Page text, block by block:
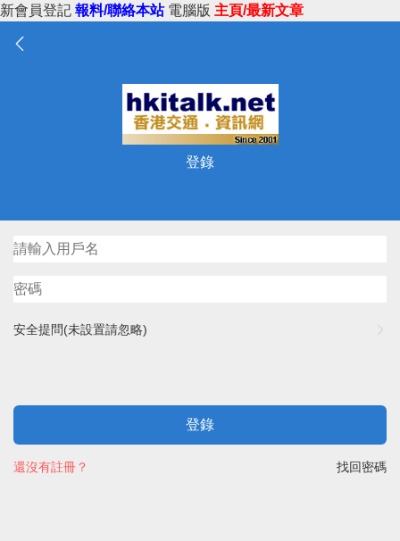
新會員登記 報料/聯絡本站 電腦版 主頁/最新文章
登錄
安全提問(未設置請忽略)
登錄
找回密碼
還沒有註冊？